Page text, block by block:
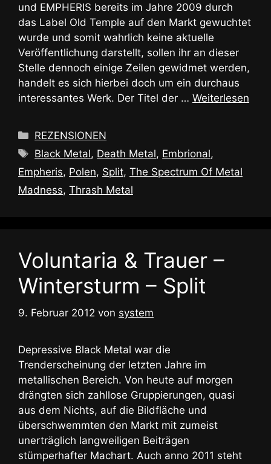
und EMPHERIS bereits im Jahre 2009 durch
das Label Old Temple auf den Markt gewuchtet
wurde und somit wahrlich keine aktuelle
Veröffentlichung darstellt, sollen ihr an dieser
Stelle dennoch einige Zeilen gewidmet werden,
handelt es sich hierbei doch um ein durchaus
interessantes Werk. Der Titel der … Weiterlesen
Kategorien
REZENSIONEN
Schlagwörter
Black Metal, Death Metal, Embrional,
Empheris, Polen, Split, The Spectrum Of Metal
Madness, Thrash Metal
Voluntaria & Trauer –
Wintersturm – Split
9. Februar 2012 von system
Depressive Black Metal war die
Trenderscheinung der letzten Jahre im
metallischen Bereich. Von heute auf morgen
drängten sich zahllose Gruppierungen, quasi
aus dem Nichts, auf die Bildfläche und
überschwemmten den Markt mit zumeist
unerträglich langweiligen Beiträgen
stümperhafter Machart. Auch anno 2011 steht